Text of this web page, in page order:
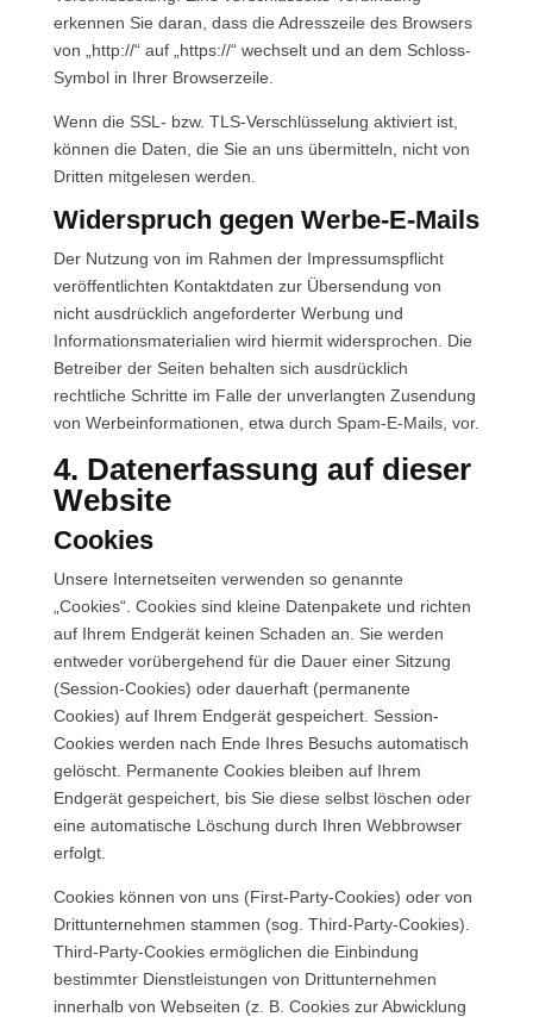
erkennen Sie daran, dass die Adresszeile des Browsers
von „http://“ auf „https://“ wechselt und an dem Schloss-
Symbol in Ihrer Browserzeile.
Wenn die SSL- bzw. TLS-Verschlüsselung aktiviert ist,
können die Daten, die Sie an uns übermitteln, nicht von
Dritten mitgelesen werden.
Widerspruch gegen Werbe-E-Mails
Der Nutzung von im Rahmen der Impressumspflicht
veröffentlichten Kontaktdaten zur Übersendung von
nicht ausdrücklich angeforderter Werbung und
Informationsmaterialien wird hiermit widersprochen. Die
Betreiber der Seiten behalten sich ausdrücklich
rechtliche Schritte im Falle der unverlangten Zusendung
von Werbeinformationen, etwa durch Spam-E-Mails, vor.
4. Datenerfassung auf dieser
Website
Cookies
Unsere Internetseiten verwenden so genannte
„Cookies“. Cookies sind kleine Datenpakete und richten
auf Ihrem Endgerät keinen Schaden an. Sie werden
entweder vorübergehend für die Dauer einer Sitzung
(Session-Cookies) oder dauerhaft (permanente
Cookies) auf Ihrem Endgerät gespeichert. Session-
Cookies werden nach Ende Ihres Besuchs automatisch
gelöscht. Permanente Cookies bleiben auf Ihrem
Endgerät gespeichert, bis Sie diese selbst löschen oder
eine automatische Löschung durch Ihren Webbrowser
erfolgt.
Cookies können von uns (First-Party-Cookies) oder von
Drittunternehmen stammen (sog. Third-Party-Cookies).
Third-Party-Cookies ermöglichen die Einbindung
bestimmter Dienstleistungen von Drittunternehmen
innerhalb von Webseiten (z. B. Cookies zur Abwicklung